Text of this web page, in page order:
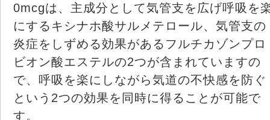
0mcgは、主成分として気管支を広げ呼吸を
にするキシナホ酸サルメテロール、気管支の
炎症をしずめる効果があるフルチカゾンプロ
ビオン酸エステルの2つが含まれていますの
で、呼吸を楽にしながら気道の不快感を防ぐ
という2つの効果を同時に得ることが可能で
す。